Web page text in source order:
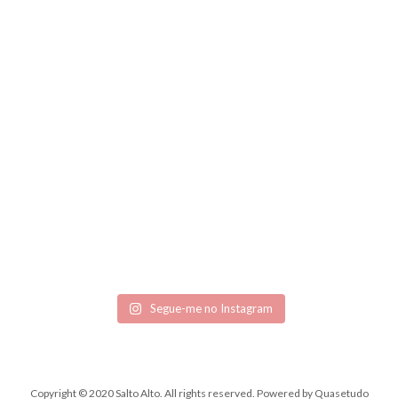
Segue-me no Instagram
Copyright © 2020 Salto Alto. All rights reserved. Powered by Quasetudo